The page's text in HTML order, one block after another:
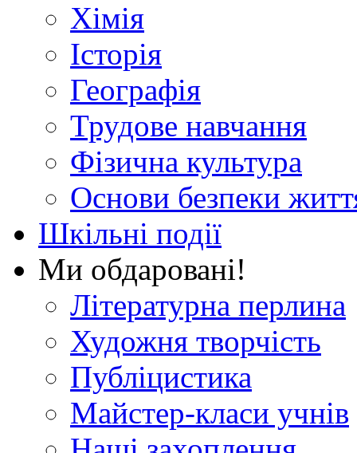
Хімія
Історія
Географія
Трудове навчання
Фізична культура
Основи безпеки
Шкільні події
Ми обдаровані!
Літературна перлина
Художня творчість
Публіцистика
Майстер-класи учнів